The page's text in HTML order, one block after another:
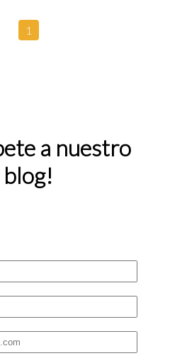
1
a nuestro
blog!